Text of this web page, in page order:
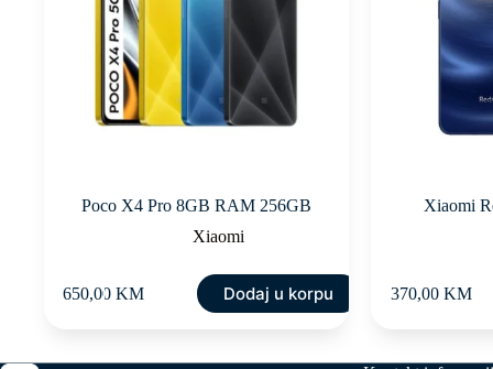
Poco X4 Pro 8GB RAM 256GB
Xiaomi
650,00KM Dodaj u korpu
Xiaomi
370,00 KM